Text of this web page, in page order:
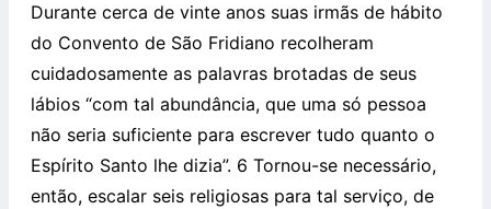
Durante cerca de vinte anos suas irmãs de hábito
do Convento de São Fridiano recolheram
cuidadosamente as palavras brotadas de seus
lábios “com tal abundância, que uma só pessoa
não seria suficiente para escrever tudo quanto o
Espírito Santo lhe dizia”. 6 Tornou-se necessário,
então, escalar seis religiosas para tal serviço, de